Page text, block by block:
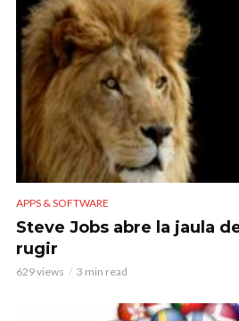
APPS & SOFTWARE
Steve Jobs abre la jaula
rugir
629 views 3 min read